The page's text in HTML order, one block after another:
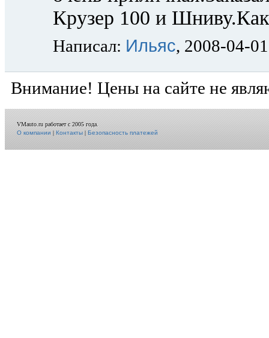
Крузер 100 и
Написал: Ильяс, 2008-04-01
Внимание! Цены на сайте не
VMauto.ru работает с 2005 года.
О компании|Контакты|Безопасность платежей